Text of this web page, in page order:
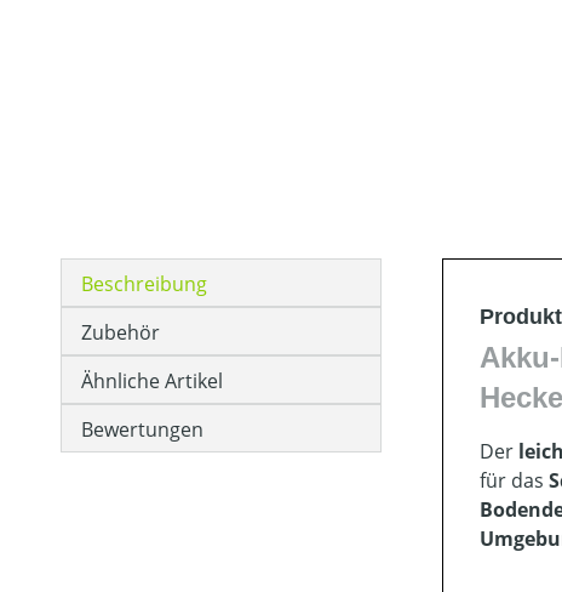
Beschreibung
Zubehör
Ähnliche Artikel
Bewertungen
Der
für das